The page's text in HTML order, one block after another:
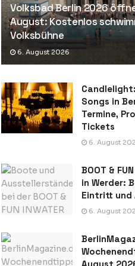
Volksbad Berlin 2026
August: Kostenlos
Volksbühne
6. August 2026
Songs in
Termine,
Tickets
6. August
BOOT &
in Werder:
Eintritt und
6. August
August